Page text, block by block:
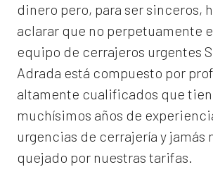
dinero pero, para ser sinceros,
aclarar que no perpetuamente
equipo de cerrajeros urgentes
Adrada está compuesto por
altamente cualificados que
muchísimos años de
urgencias de cerrajería y jamás
quejado por nuestras tarifas.